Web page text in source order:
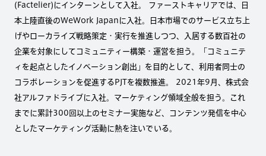
(Factelier)にインターンとして入社。 ファーストキャリアでは、日
本上陸直後のWeWork Japanに入社。日本市場でのサービス立ち上
げやローカライズ戦略策定・実行を推進しつつ、入居する数百社の
企業を対象にしてコミュニティー構築・運営を担う。「コミュニテ
ィを起点としたイノベーション創出」を目的として、利用者同士の
コラボレーションを促進するPJTを複数推進。 2021年9月、株式会
社アルファドライブに入社。マーケティング領域全般を担う。これ
までに累計300回以上のセミナー実施など、コンテンツ発信を中心
としたマーケティング活動に熱を注いでいる。